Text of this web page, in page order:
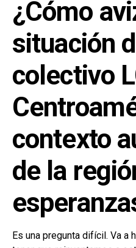
¿Cómo
situación
colectivo
contexto
de la
Es una pregunta difícil. Va a